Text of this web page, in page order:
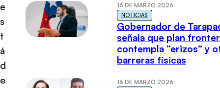
e
s
t
á
d
e
16 DE MARZO 2026
NOTICIAS
Gobernador de
señala que plan
contempla “erizos” y
barreras físicas
16 DE MARZO 2026